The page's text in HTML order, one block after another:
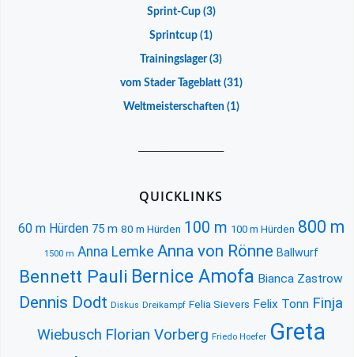
Sprint-Cup(3)
Sprintcup (1)
Trainingslager(3)
vom Stader Tageblatt(31)
Weltmeisterschaften(1)
QUICKLINKS
60 m Hürden 75 m 80 m Hürden 100 m 100 m Hürden 800 m
1500 m Anna Lemke Anna von Rönne Ballwurf
Bennett Pauli Bernice Amofa Bianca Zastrow
Dennis Dodt Diskus Dreikampf Felia Sievers Felix Tonn Finja
Wiebusch Florian Vorberg Friedo Hoefer Greta